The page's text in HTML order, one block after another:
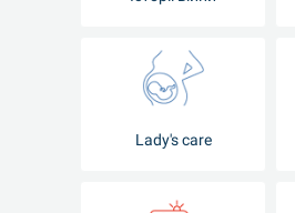
Lady's care